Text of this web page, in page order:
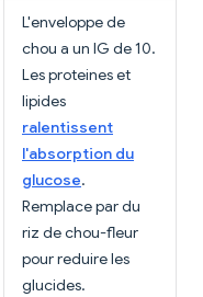
L'enveloppe de
chou a un IG de 10.
Les proteines et
lipides
ralentissent
l'absorption du
glucose.
Remplace par du
riz de chou-fleur
pour reduire les
glucides.